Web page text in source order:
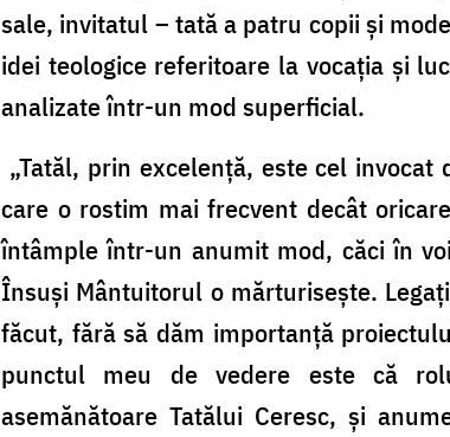
sale, invitatul – tată a patru copii și
idei teologice referitoare la vocația și
analizate într-un mod superficial.
„Tatăl, prin excelență, este cel
care o rostim mai frecvent decât
întâmple într-un anumit mod, căci în
Însuși Mântuitorul o mărturisește.
făcut, fără să dăm importanță
punctul meu de vedere este că
asemănătoare Tatălui Ceresc, și